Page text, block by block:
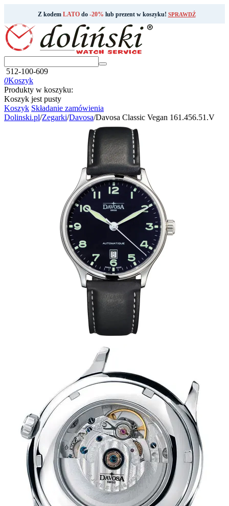
Z kodem LATOdo -20% lub prezent w koszyku! SPRAWDŹ
512-100-609
0Koszyk
Produkty w koszyku:
Koszyk jest pusty
Koszyk Składanie zamówienia
Dolinski.pl/Zegarki/Davosa/Davosa Classic Vegan 161.456.51.V